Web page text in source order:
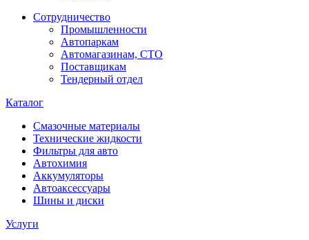
Сотрудничество
Промышленности
Автопаркам
Автомагазинам, СТО
Поставщикам
Тендерный отдел
Каталог
Смазочные материалы
Технические жидкости
Фильтры для авто
Автохимия
Аккумуляторы
Автоаксессуары
Шины и диски
Услуги